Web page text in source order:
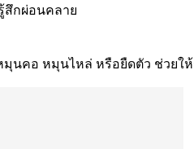
สึกผ่อนคลาย
มุนคอ หมุนไหล่ หรือยืดตัว ช่วยใ